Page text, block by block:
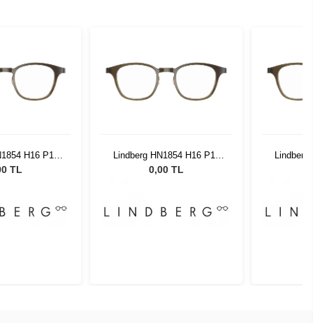
H16 P10
135
TL
Lindberg HN1854 H16 P10
48 135
0,00 TL
Lindberg